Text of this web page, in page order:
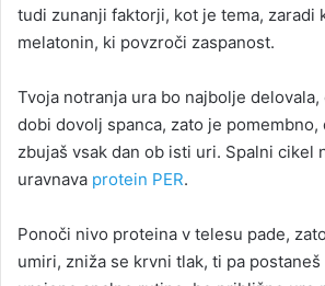
tudi zunanji faktorji, kot je tema, zaradi
melatonin, ki povzroči zaspanost.
Tvoja notranja ura bo najbolje
dobi dovolj spanca, zato je pomembno,
zbujaš vsak dan ob isti uri. Spalni cikel
uravnava protein PER.
Ponoči nivo proteina v telesu pade,
umiri, zniža se krvni tlak, ti pa